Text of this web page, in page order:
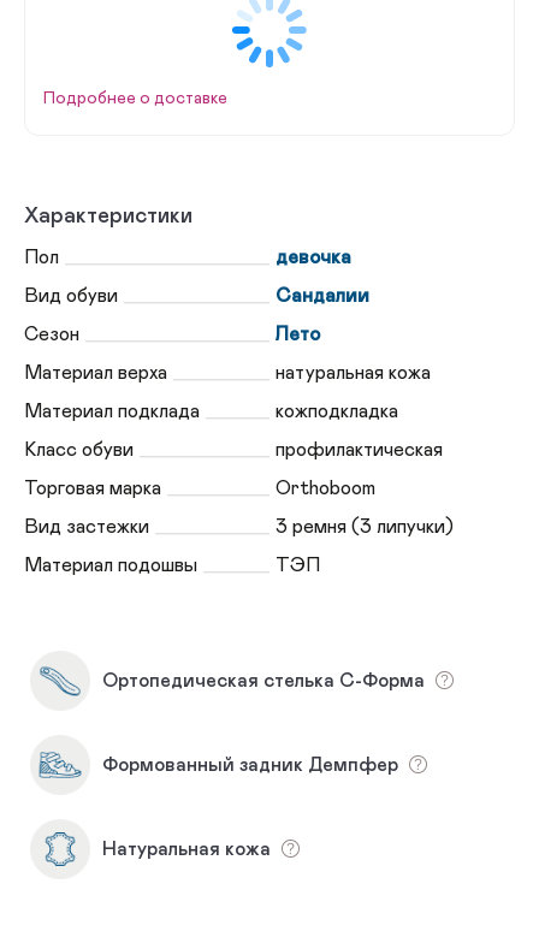
Подробнее о доставке
Характеристики
Пол
девочка
Вид обуви
Сандалии
Сезон
Лето
Материал верха
натуральная кожа
Материал подклада
кожподкладка
Класс обуви
профилактическая
Торговая марка
Orthoboom
Вид застежки
3 ремня (3 липучки)
Материал подошвы
ТЭП
Ортопедическая стелька С-Форма
Формованный задник Демпфер
Натуральная кожа